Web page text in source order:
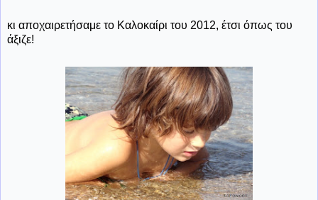
κι αποχαιρετήσαμε το Καλοκαίρι του 2012, έτσι όπως του
άξιζε!